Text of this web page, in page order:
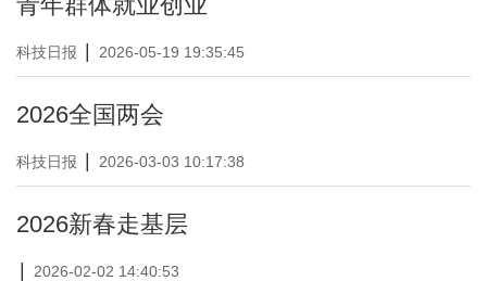
科技日报 2026-05-19 19:35:45
2026全国两会
科技日报 2026-03-03 10:17:38
2026新春走基层
2026-02-02 14:40:53